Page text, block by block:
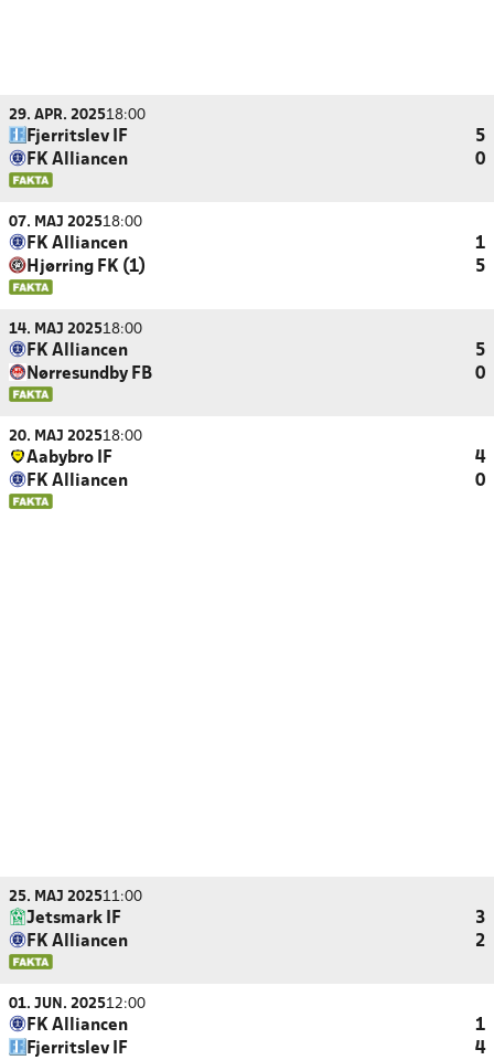
29. APR. 202518:00
Fjerritslev IF
5
FK Alliancen
0
07. MAJ 202518:00
FK Alliancen
1
Hjørring FK (1)
5
14. MAJ 202518:00
FK Alliancen
5
Nørresundby FB
0
20. MAJ 202518:00
Aabybro IF
4
FK Alliancen
0
25. MAJ 202511:00
Jetsmark IF
3
FK Alliancen
2
01. JUN. 202512:00
FK Alliancen
1
Fjerritslev IF
4